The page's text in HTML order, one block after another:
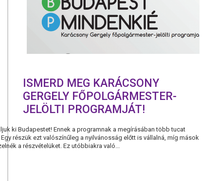
ISMERD MEG KARÁCSONY
GERGELY FŐPOLGÁRMESTER-
JELÖLTI PROGRAMJÁT!
ki Budapestet! Ennek a programnak a megírásában több tucat
részük ezt valószínűleg a nyilvánosság előtt is vállalná, míg mások
a részvételüket. Ez utóbbiakra való...